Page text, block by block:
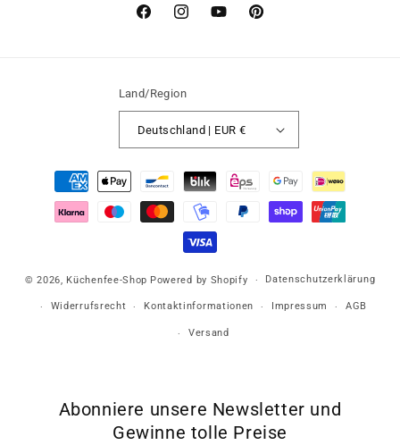
FacebookInstagramYouTubePinterest
Land/Region
Deutschland | EUR €
Zahlungsmethoden
© 2026, Küchenfee-Shop Powered by Shopify Datenschutzerklärung
Widerrufsrecht Kontaktinformationen Impressum AGB
Versand
Abonniere unsere Newsletter und
Gewinne tolle Preise